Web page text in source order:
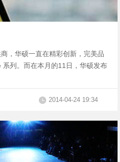
，华硕一直在精彩创新，完美品
列。而在本月的11日，华硕发布
2014-04-24 19:34